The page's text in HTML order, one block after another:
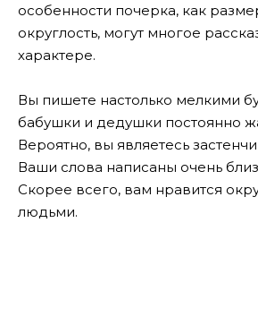
особенности почерка, как
округлость, могут многое
характере.
Вы пишете настолько мелкими
бабушки и дедушки постоянно
Вероятно, вы являетесь
Ваши слова написаны очень
Скорее всего, вам нравится
людьми.